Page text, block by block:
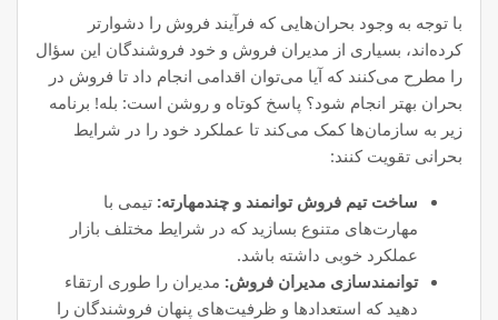
با توجه به وجود بحران‌هایی که فرآیند فروش را دشوارتر
کرده‌اند، بسیاری از مدیران فروش و خود فروشندگان این سؤال
را مطرح می‌کنند که آیا می‌توان اقدامی انجام داد تا فروش در
بحران بهتر انجام شود؟ پاسخ کوتاه و روشن است: بله! برنامه
زیر به سازمان‌ها کمک می‌کند تا عملکرد خود را در شرایط
بحرانی تقویت کنند:
ساخت تیم فروش توانمند و چندمهارته: تیمی با
مهارت‌های متنوع بسازید که در شرایط مختلف بازار
عملکرد خوبی داشته باشد.
توانمندسازی مدیران فروش: مدیران را طوری ارتقاء
دهید که استعدادها و ظرفیت‌های پنهان فروشندگان را